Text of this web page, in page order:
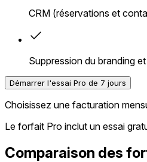
CRM (réservations et
Suppression du branding
Démarrer l'essai Pro de 7 jours
Choisissez une facturation
Le forfait Pro inclut un essai
Comparaison des